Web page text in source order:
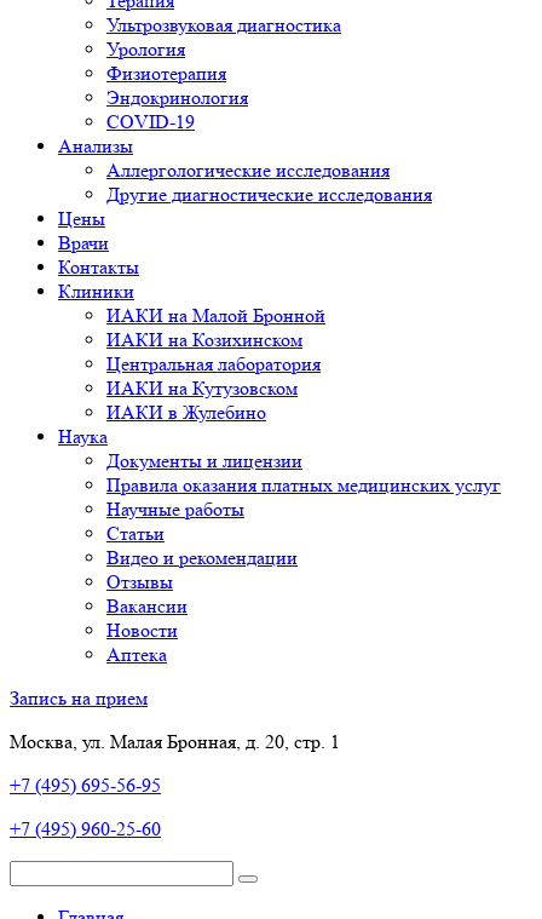
Ультрозвуковая диагностика
Урология
Физиотерапия
Эндокринология
COVID-19
Анализы
Аллергологические исследования
Другие диагностические исследования
Цены
Врачи
Контакты
Клиники
ИАКИ на Малой Бронной
ИАКИ на Козихинском
Центральная лаборатория
ИАКИ на Кутузовском
ИАКИ в Жулебино
Наука
Документы и лицензии
Правила оказания платных медицинских услуг
Научные работы
Статьи
Видео и рекомендации
Отзывы
Вакансии
Новости
Аптека
Запись на прием
Москва, ул. Малая Бронная, д. 20, стр. 1
+7 (495) 695-56-95
+7 (495) 960-25-60